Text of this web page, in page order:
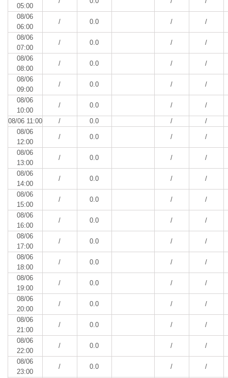
05:00
08/06
06:00
/ 0.0 / /
08/06
07:00
/ 0.0 / /
08/06
08:00
/ 0.0 / /
08/06
09:00
/ 0.0 / /
08/06
10:00
/ 0.0 / /
08/06 11:00 / 0.0 /
/
08/06
12:00
/ 0.0 / /
08/06
13:00
/ 0.0 / /
08/06
14:00
/ 0.0 / /
08/06
15:00
/ 0.0 / /
08/06
16:00
/ 0.0 / /
08/06
17:00
/ 0.0 / /
08/06
18:00
/ 0.0 / /
08/06
19:00
/ 0.0 / /
08/06
20:00
/ 0.0 / /
08/06
21:00
/ 0.0 / /
08/06
22:00
/ 0.0 / /
08/06
23:00
/ 0.0 / /